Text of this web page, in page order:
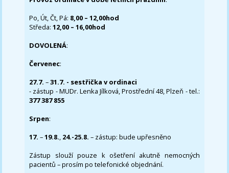
Po, Út, Čt, Pá: 8,00 – 12,00hod
Středa:12,00 – 16,00hod
DOVOLENÁ:
Červenec:
27.7.–31.7. - sestřička v ordinaci
- zástup - MUDr. Lenka Jílková, Prostřední 48, Plzeň - tel.:
377 387 855
Srpen:
17. –19.8., 24.-25.8. – zástup: bude upřesněno
Zástup slouží pouze k ošetření akutně nemocných
pacientů – prosím po telefonické objednání.